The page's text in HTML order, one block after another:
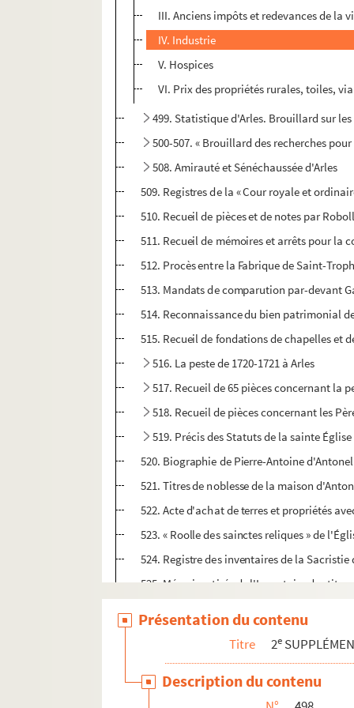
III. Anciens impôts et redevances de la
IV. Industrie
V. Hospices
VI. Prix des propriétés rurales, toiles,
499. Statistique d'Arles. Brouillard sur
500-507. « Brouillard des recherches
508. Amirauté et Sénéchaussée d'Arles
509. Registres de la « Cour royale et
510. Recueil de pièces et de notes par
511. Recueil de mémoires et arrêts pour
512. Procès entre la Fabrique de Saint-
513. Mandats de comparution par-devant
514. Reconnaissance du bien patrimonial
515. Recueil de fondations de chapelles et
516. La peste de 1720-1721 à Arles
517. Recueil de 65 pièces concernant la
518. Recueil de pièces concernant les
519. Précis des Statuts de la sainte
520. Biographie de Pierre-Antoine
521. Titres de noblesse de la maison
522. Acte d'achat de terres et propriétés
523. « Roolle des sainctes reliques » de
524. Registre des inventaires de la
525. Mémoires tirés de l'Inventaire des
529. Thomassin de Mazaugues (le père). «
Présentation du contenu
Titre 2e
Description du contenu